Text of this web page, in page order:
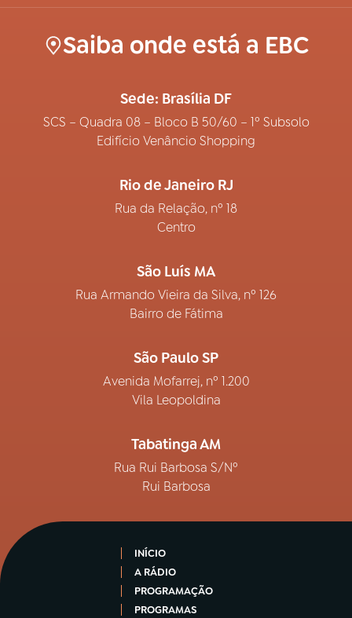
Saiba onde está a EBC
Sede: Brasília DF
SCS – Quadra 08 – Bloco B 50/60 – 1º Subsolo
Edifício Venâncio Shopping
Rio de Janeiro RJ
Rua da Relação, nº 18
Centro
São Luís MA
Rua Armando Vieira da Silva, nº 126
Bairro de Fátima
São Paulo SP
Avenida Mofarrej, nº 1.200
Vila Leopoldina
Tabatinga AM
Rua Rui Barbosa S/Nº
Rui Barbosa
INÍCIO
A RÁDIO
PROGRAMAÇÃO
PROGRAMAS